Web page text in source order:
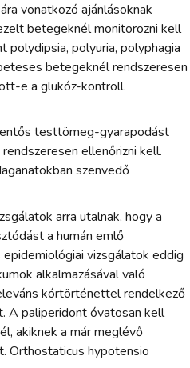
vonatkozó ajánlásoknak
betegeknél monitorozni kell
polydipsia, polyuria, polyphagia
betegeknél rendszeresen
e a glükóz-kontroll.
testtömeg-gyarapodást
ellenőrizni kell.
szenvedő
arra utalnak, hogy a
a humán emlő
vizsgálatok eddig
alkalmazásával való
kórtörténettel rendelkező
A paliperidont óvatosan kell
akiknek a már meglévő
Orthostaticus hypotensio